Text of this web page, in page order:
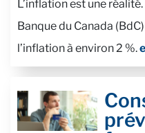
L’inflation est une
Banque du Canada
l’inflation à environ 2 %.